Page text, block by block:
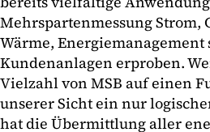
Mehrspartenmessung Strom,
Wärme, Energiemanagement
Kundenanlagen erproben.
Vielzahl von MSB auf einen
unserer Sicht ein nur
hat die Übermittlung aller